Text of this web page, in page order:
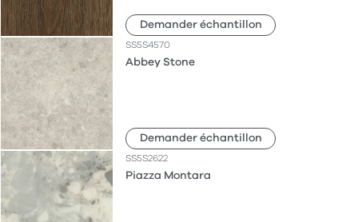
Demander échantillon
SS5S4570
Abbey Stone
Demander échantillon
SS5S2622
Piazza Montara